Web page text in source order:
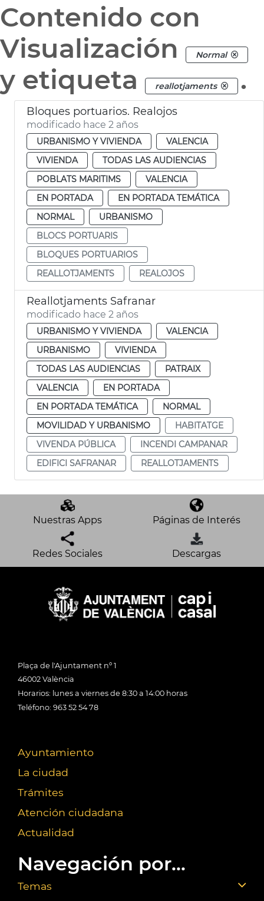
Contenido con
Visualización
Normal
y etiqueta reallotjaments .
Bloques portuarios. Realojos
modificado hace 2 años
URBANISMO Y VIVIENDA
VALENCIA
VIVIENDA
TODAS LAS AUDIENCIAS
POBLATS MARITIMS
VALENCIA
EN PORTADA
EN PORTADA TEMÁTICA
NORMAL
URBANISMO
BLOCS PORTUARIS
BLOQUES PORTUARIOS
REALLOTJAMENTS
REALOJOS
Reallotjaments Safranar
modificado hace 2 años
URBANISMO Y VIVIENDA
VALENCIA
URBANISMO
VIVIENDA
TODAS LAS AUDIENCIAS
PATRAIX
VALENCIA
EN PORTADA
EN PORTADA TEMÁTICA
NORMAL
MOVILIDAD Y URBANISMO
HABITATGE
VIVENDA PÚBLICA
INCENDI CAMPANAR
EDIFICI SAFRANAR
REALLOTJAMENTS
Nuestras Apps Páginas de Interés
Redes Sociales Descargas
Plaça de l'Ajuntament nº 1
46002 València
Horarios: lunes a viernes de 8:30 a 14:00 horas
Teléfono: 963 52 54 78
Ayuntamiento
La ciudad
Trámites
Atención ciudadana
Actualidad
Navegación por...
Temas